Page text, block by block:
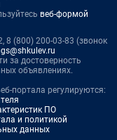
веб-формой
8 (800) 200-03-83 (звонок
за достоверность
объявлениях.
портала регулируются:
ПО
и политикой
данных